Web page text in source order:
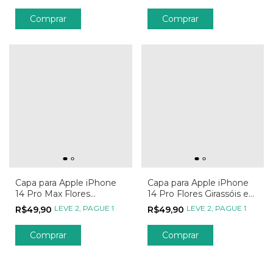
Comprar Comprar
Capa para Apple iPhone
14 Pro Max Flores
Girassóis e Borboletas
R$49,90 LEVE 2, PAGUE 1
Comprar
Capa para Apple iPhone
14 Pro Flores Girassóis e
Borboletas
R$49,90 LEVE 2, PAGUE 1
Comprar